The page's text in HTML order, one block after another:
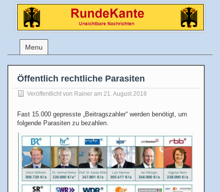
Menu
Öffentlich rechtliche Parasiten
Veröffentlicht von Rainer am 21. August 2018
Fast 15.000 gepresste „Beitragszahler“ werden benötigt, um
folgende Parasiten zu bezahlen.